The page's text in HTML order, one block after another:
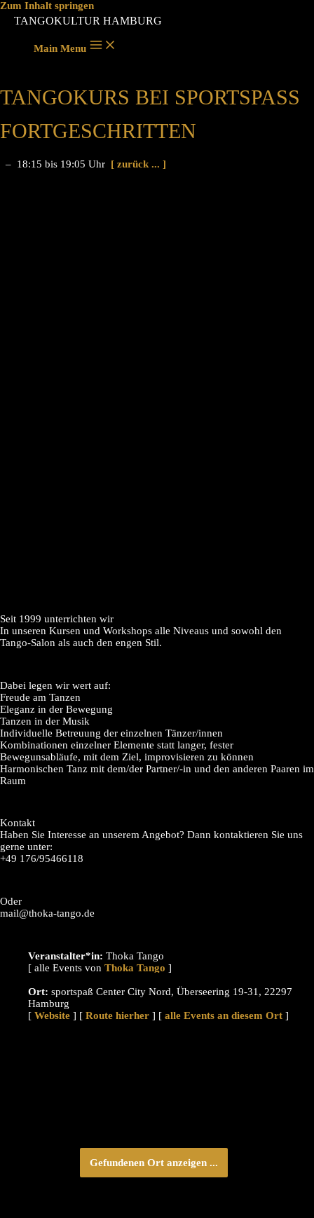
Zum Inhalt springen
TANGOKULTUR HAMBURG
Main Menu
TANGOKURS BEI SPORTSPASS F
ORTGESCHRITTEN
– 18:15 bis 19:05 Uhr [ zurück ... ]
Seit 1999 unterrichten wir
In unseren Kursen und Workshops alle Niveaus und sowohl den
Tango-Salon als auch den engen Stil.
Dabei legen wir wert auf:
Freude am Tanzen
Eleganz in der Bewegung
Tanzen in der Musik
Individuelle Betreuung der einzelnen Tänzer/innen
Kombinationen einzelner Elemente statt langer, fester
Bewegunsabläufe, mit dem Ziel, improvisieren zu können
Harmonischen Tanz mit dem/der Partner/-in und den anderen Paaren im
Raum
Kontakt
Haben Sie Interesse an unserem Angebot? Dann kontaktieren Sie uns
gerne unter:
+49 176/95466118
Oder
mail@thoka-tango.de
Veranstalter*in: Thoka Tango
[ alle Events von
]
Ort: sportspaß Center City Nord, Überseering 19-31, 22297
Hamburg
[ Website ] [ Route hierher ] [ alle Events an diesem Ort ]